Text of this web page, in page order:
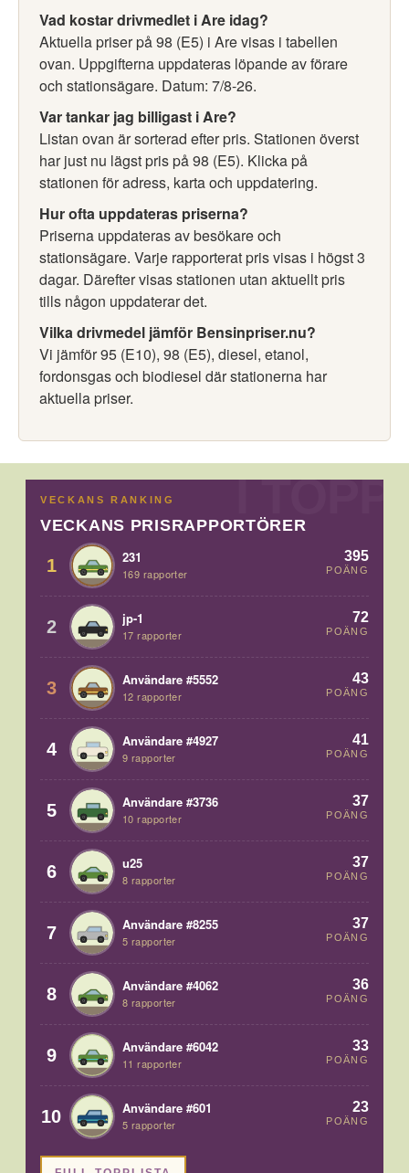
Vad kostar drivmedlet i Are idag?
Aktuella priser på 98 (E5) i Are visas i tabellen
ovan. Uppgifterna uppdateras löpande av förare
och stationsägare. Datum: 7/8-26.
Var tankar jag billigast i Are?
Listan ovan är sorterad efter pris. Stationen överst
har just nu lägst pris på 98 (E5). Klicka på
stationen för adress, karta och uppdatering.
Hur ofta uppdateras priserna?
Priserna uppdateras av besökare och
stationsägare. Varje rapporterat pris visas i högst 3
dagar. Därefter visas stationen utan aktuellt pris
tills någon uppdaterar det.
Vilka drivmedel jämför Bensinpriser.nu?
Vi jämför 95 (E10), 98 (E5), diesel, etanol,
fordonsgas och biodiesel där stationerna har
aktuella priser.
VECKANS RANKING
VECKANS PRISRAPPORTÖRER
1 231
169 rapporter
395
POÄNG
2 jp-1
17 rapporter
72
POÄNG
3 Användare #5552
12 rapporter
43
POÄNG
4 Användare #4927
9 rapporter
41
POÄNG
5 Användare #3736
10 rapporter
37
POÄNG
6 u25
8 rapporter
37
POÄNG
7 Användare #8255
5 rapporter
37
POÄNG
8 Användare #4062
8 rapporter
36
POÄNG
9 Användare #6042
11 rapporter
33
POÄNG
10 Användare #601
5 rapporter
23
POÄNG